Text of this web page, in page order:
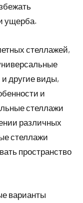
ущерба.
стеллажей,
другие виды,
и
стеллажи
различных
стеллажи
пространство
варианты